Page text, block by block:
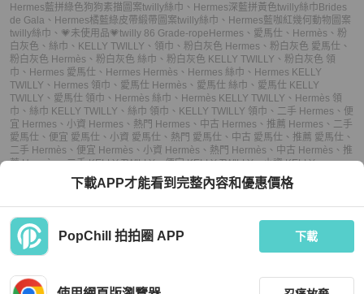
Hermes藍拼綠色狗狗素描圖案twilly絲巾 、 Hermes深藍拼黃色twilly絲巾Brides
de Gala 、 Hermes橘藍綠皮帶緞帶圖案twilly絲巾 、 Hermes藍咖紅幾何動物圖案
twilly絲巾 、 💗未使用品💗twilly 86 Grade-ropeHermes 、 愛馬仕 、 Hermès 、 粉
白灰色 、 絲巾 、 KELLY TWILLY 、 領巾 、 粉白灰色 Hermes 、 粉白灰色 愛馬仕 、
粉白灰色 Hermès 、 粉白灰色 絲巾 、 粉白灰色 KELLY TWILLY 、 粉白灰色 領
巾 、 Hermes 愛馬仕 、 Hermes Hermès 、 Hermes 絲巾 、 Hermes KELLY
TWILLY 、 Hermes 領巾 、 愛馬仕 Hermès 、 愛馬仕 絲巾 、 愛馬仕 KELLY
TWILLY 、 愛馬仕 領巾 、 Hermès 絲巾 、 Hermès KELLY TWILLY 、 Hermès 領
巾 、 絲巾 KELLY TWILLY 、 絲巾 領巾 、 KELLY TWILLY 領巾 、 二手 Hermes 、 便
宜 Hermes 、 小資 Hermes 、 熱門 Hermes 、 中古 Hermes 、 推薦 Hermes 、 二手
愛馬仕 、 便宜 愛馬仕 、 小資 愛馬仕 、 熱門 愛馬仕 、 中古 愛馬仕 、 推薦 愛馬仕 、
二手 Hermès 、 便宜 Hermès 、 小資 Hermès 、 熱門 Hermès 、 中古 Hermès 、 推
薦 Hermès、二手 KELLY TWILLY、便宜 KELLY TWILLY、小資 KELLY
熱門 KELLY TWILLY、中古 KELLY TWILLY 、推薦 KELLY TWILLY
便宜 領巾、 小資 領巾、熱門 領巾、中古 領巾、推薦 領巾
下載APP才能看到完整內容和優惠價格
PopChill 拍拍圈 APP 下載